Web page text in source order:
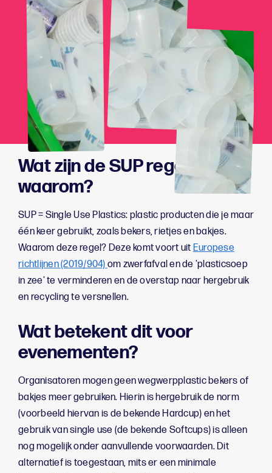
Wat zijn de SUP regels en
waarom?
SUP = Single Use Plastics: plastic producten die je maar
één keer gebruikt, zoals bekers, rietjes en bakjes.
Waarom deze regel? Deze komt voort uit Europese
richtlijnen (2019/904) om zwerfafval en de 'plasticsoep
in zee' te verminderen en de overstap naar hergebruik
en recycling te versnellen.
Wat betekent dit voor
evenementen?
Organisatoren mogen geen wegwerpplastic bekers of
bakjes meer gebruiken. Hierin is hergebruik de norm
(voorbeeld hiervan is de bekende Hardcup) en het
gebruik van single use (de bekende Softcups) is alleen
nog mogelijk onder aanvullende voorwaarden. Dit
alternatief is toegestaan, mits er een minimale